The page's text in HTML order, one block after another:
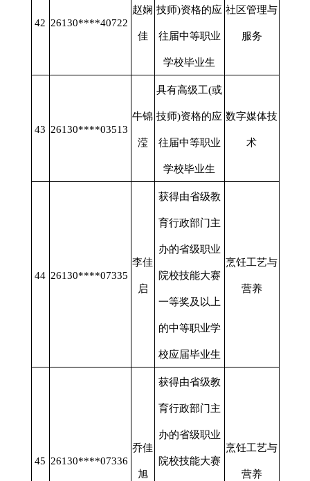
42 26130****40722
赵娴
佳
技师)资格的应
往届中等职业
学校毕业生
社区管理与
服务
43 26130****03513
牛锦
滢
具有高级工(或
技师)资格的应
往届中等职业
学校毕业生
数字媒体技
术
44 26130****07335
李佳
启
获得由省级教
育行政部门主
办的省级职业
院校技能大赛
一等奖及以上
的中等职业学
校应届毕业生
烹饪工艺与
营养
45 26130****07336
乔佳
旭
获得由省级教
育行政部门主
办的省级职业
院校技能大赛
烹饪工艺与
营养